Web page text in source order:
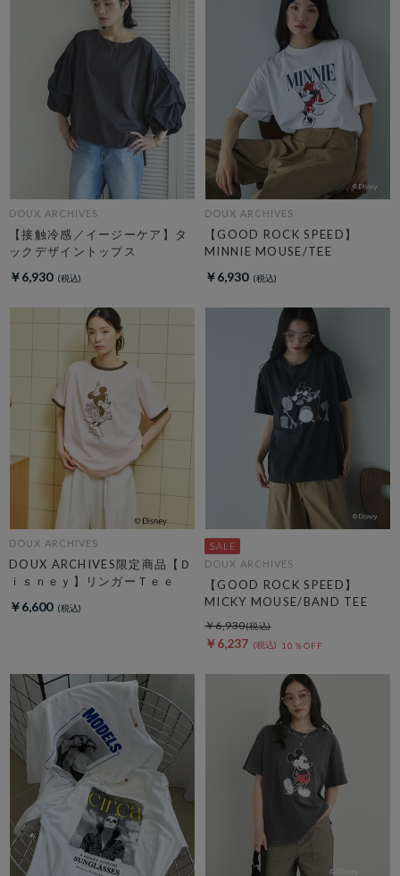
DOUX ARCHIVES
【接触冷感／イージーケア】タ
ックデザイントップス
￥6,930
DOUX ARCHIVES
【GOOD ROCK SPEED】
MINNIE MOUSE/TEE
￥6,930
DOUX ARCHIVES
DOUX ARCHIVES限定商品【Ｄ
ｉｓｎｅｙ】リンガーＴｅｅ
￥6,600
DOUX ARCHIVES
【GOOD ROCK SPEED】
MICKY MOUSE/BAND TEE
￥6,237 10％OFF
￥6,930